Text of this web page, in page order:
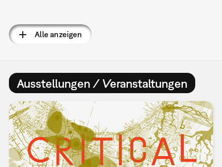
Alle anzeigen
Ausstellungen / Veranstaltungen